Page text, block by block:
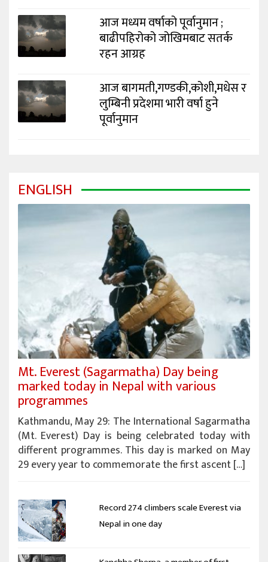
आज मध्यम वर्षाको पूर्वानुमान ;
बाढीपहिरोको जोखिमबाट सतर्क
रहन आग्रह
आज बागमती,गण्डकी,कोशी,मधेस र
लुम्बिनी प्रदेशमा भारी वर्षा हुने
पूर्वानुमान
ENGLISH
Mt. Everest (Sagarmatha) Day being
marked today in Nepal with various
programmes
Kathmandu, May 29: The International Sagarmatha
(Mt. Everest) Day is being celebrated today with
different programmes. This day is marked on May
29 every year to commemorate the first ascent […]
Record 274 climbers scale Everest via
Nepal in one day